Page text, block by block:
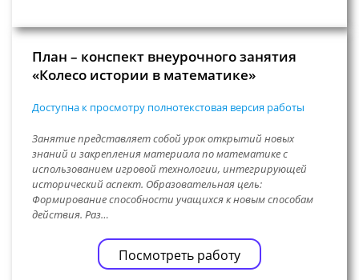
План – конспект внеурочного занятия
«Колесо истории в математике»
Доступна к просмотру полнотекстовая версия работы
Занятие представляет собой урок открытий новых
знаний и закрепления материала по математике с
использованием игровой технологии, интегрирующей
исторический аспект. Образовательная цель:
Формирование способности учащихся к новым способам
действия. Раз…
Посмотреть работу